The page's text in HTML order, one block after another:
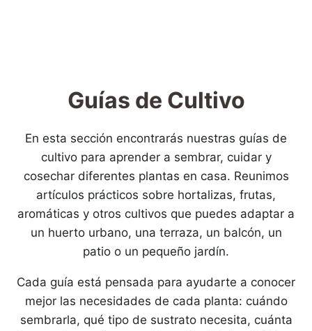
Guías de Cultivo
En esta sección encontrarás nuestras guías de
cultivo para aprender a sembrar, cuidar y
cosechar diferentes plantas en casa. Reunimos
artículos prácticos sobre hortalizas, frutas,
aromáticas y otros cultivos que puedes adaptar a
un huerto urbano, una terraza, un balcón, un
patio o un pequeño jardín.
Cada guía está pensada para ayudarte a conocer
mejor las necesidades de cada planta: cuándo
sembrarla, qué tipo de sustrato necesita, cuánta